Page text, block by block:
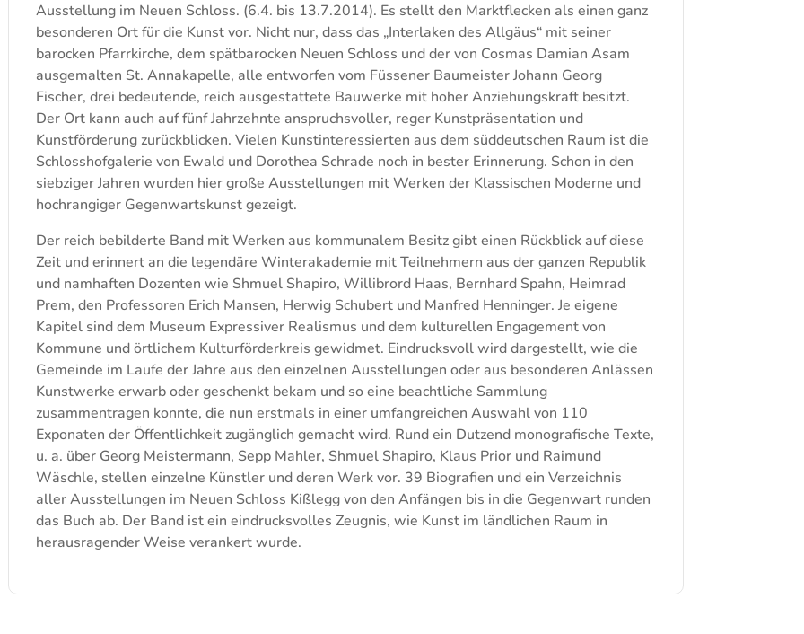
Ausstellung im Neuen Schloss. (6.4. bis 13.7.2014). Es stellt den Marktflecken als einen ganz
besonderen Ort für die Kunst vor. Nicht nur, dass das „Interlaken des Allgäus“ mit seiner
barocken Pfarrkirche, dem spätbarocken Neuen Schloss und der von Cosmas Damian Asam
ausgemalten St. Annakapelle, alle entworfen vom Füssener Baumeister Johann Georg
Fischer, drei bedeutende, reich ausgestattete Bauwerke mit hoher Anziehungskraft besitzt.
Der Ort kann auch auf fünf Jahrzehnte anspruchsvoller, reger Kunstpräsentation und
Kunstförderung zurückblicken. Vielen Kunstinteressierten aus dem süddeutschen Raum ist die
Schlosshofgalerie von Ewald und Dorothea Schrade noch in bester Erinnerung. Schon in den
siebziger Jahren wurden hier große Ausstellungen mit Werken der Klassischen Moderne und
hochrangiger Gegenwartskunst gezeigt.
Der reich bebilderte Band mit Werken aus kommunalem Besitz gibt einen Rückblick auf diese
Zeit und erinnert an die legendäre Winterakademie mit Teilnehmern aus der ganzen Republik
und namhaften Dozenten wie Shmuel Shapiro, Willibrord Haas, Bernhard Spahn, Heimrad
Prem, den Professoren Erich Mansen, Herwig Schubert und Manfred Henninger. Je eigene
Kapitel sind dem Museum Expressiver Realismus und dem kulturellen Engagement von
Kommune und örtlichem Kulturförderkreis gewidmet. Eindrucksvoll wird dargestellt, wie die
Gemeinde im Laufe der Jahre aus den einzelnen Ausstellungen oder aus besonderen Anlässen
Kunstwerke erwarb oder geschenkt bekam und so eine beachtliche Sammlung
zusammentragen konnte, die nun erstmals in einer umfangreichen Auswahl von 110
Exponaten der Öffentlichkeit zugänglich gemacht wird. Rund ein Dutzend monografische Texte,
u. a. über Georg Meistermann, Sepp Mahler, Shmuel Shapiro, Klaus Prior und Raimund
Wäschle, stellen einzelne Künstler und deren Werk vor. 39 Biografien und ein Verzeichnis
aller Ausstellungen im Neuen Schloss Kißlegg von den Anfängen bis in die Gegenwart runden
das Buch ab. Der Band ist ein eindrucksvolles Zeugnis, wie Kunst im ländlichen Raum in
herausragender Weise verankert wurde.